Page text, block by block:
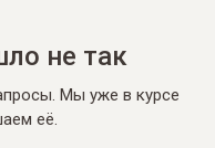
не так
Мы уже в курсе
её.